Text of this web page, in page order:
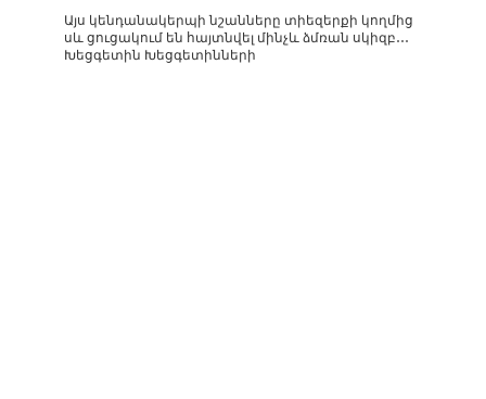
Այս կենդանակերպի նշանները տիեզերքի կողմից
սև ցուցակում են հայտնվել մինչև ձմռան սկիզբ․․․
Խեցգետին Խեցգետինների